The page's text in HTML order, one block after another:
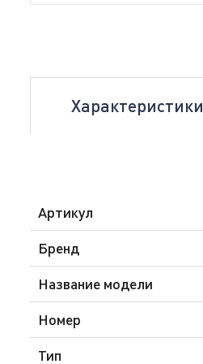
Характеристики
Артикул
Бренд
Название модели
Номер
Тип